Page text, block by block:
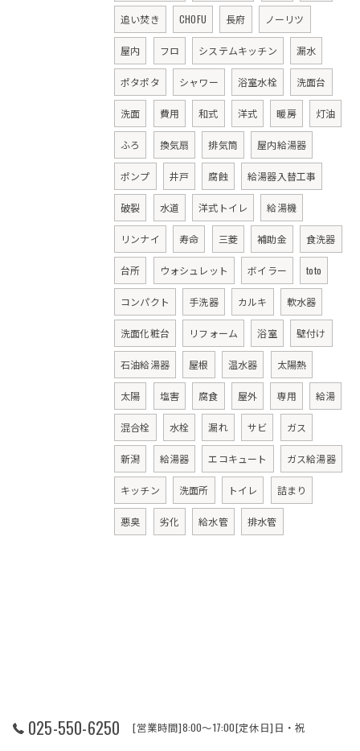
追い焚き CHOFU 長府 ノーリツ
屋内 フロ システムキッチン 漏水
ポタポタ シャワー 浴室水栓 洗面台
洗面 費用 和式 洋式 暖房 灯油
ふろ 換気扇 排気筒 屋内給湯器
ポンプ 井戸 腐蝕 給湯器入替工事
破裂 水道 洋式トイレ 給湯機
リンナイ 寿命 三菱 補助金 食洗器
台所 ウォシュレット ボイラー toto
コンパクト 手洗器 カルキ 軟水器
洗面化粧台 リフォーム 浴室 壁付け
石油給湯器 屋根 温水器 太陽熱
太陽 塩害 腐食 屋外 専用 給湯
混合栓 水栓 漏れ サビ ガス
新潟 給湯器 エコキュート ガス給湯器
キッチン 洗面所 トイレ 詰まり
悪臭 劣化 給水管 排水管
025-550-6250 [営業時間]8:00～17:00[定休日]日・祝